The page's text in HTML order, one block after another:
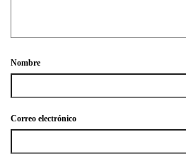
Nombre
Correo electrónico